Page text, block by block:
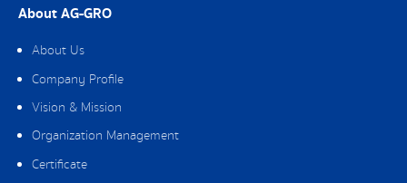
About AG-GRO
About Us
Company Profile
Vision & Mission
Organization Management
Certificate